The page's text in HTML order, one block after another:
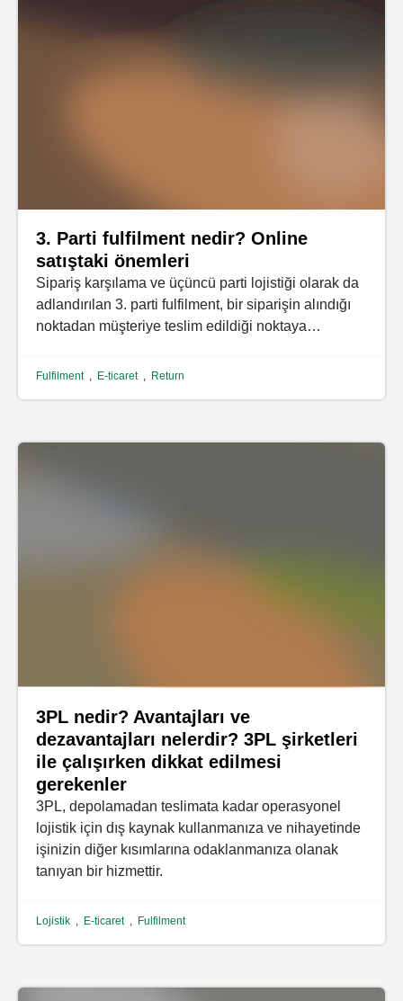
3. Parti fulfilment nedir? Online
satıştaki önemleri
Sipariş karşılama ve üçüncü parti lojistiği olarak da
adlandırılan 3. parti fulfilment, bir siparişin alındığı
noktadan müşteriye teslim edildiği noktaya…
Fulfilment , E-ticaret , Return
3PL nedir? Avantajları ve
dezavantajları nelerdir? 3PL şirketleri
ile çalışırken dikkat edilmesi
gerekenler
3PL, depolamadan teslimata kadar operasyonel
lojistik için dış kaynak kullanmanıza ve nihayetinde
işinizin diğer kısımlarına odaklanmanıza olanak
tanıyan bir hizmettir.
Lojistik , E-ticaret , Fulfilment